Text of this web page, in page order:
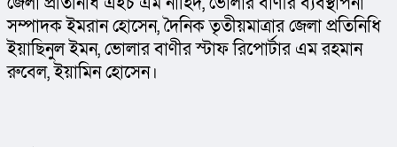
সম্পাদক ইমরান হোসেন, দৈনিক তৃতীয়মাত্রার জেলা প্রতিনিধি
ইয়াছিনুল ইমন, ভোলার বাণীর স্টাফ রিপোর্টার এম রহমান
রুবেল, ইয়ামিন হোসেন।